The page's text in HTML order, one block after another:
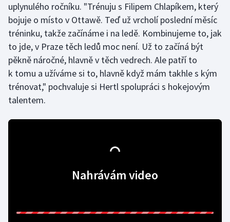
Krasobruslení
Lezení
Lyže a snowboard
Moderní pětiboj
Motorsport
Plážový volejbal
uplynulého ročníku. "Trénuju s Filipem Chlapíkem, který
bojuje o místo v Ottawě. Teď už vrcholí poslední měsíc
tréninku, takže začínáme i na ledě. Kombinujeme to, jak
to jde, v Praze těch ledů moc není. Už to začíná být
pěkně náročné, hlavně v těch vedrech. Ale patří to
k tomu a užíváme si to, hlavně když mám takhle s kým
trénovat," pochvaluje si Hertl spolupráci s hokejovým
talentem.
Nahrávám video